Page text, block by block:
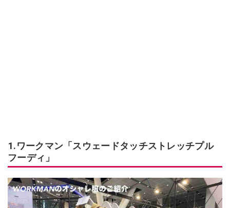
1.ワークマン「スウェードタッチストレッチプル
フーディ」